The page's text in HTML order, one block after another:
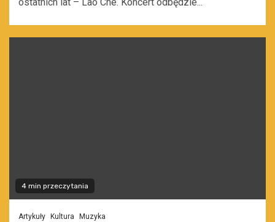
ostatnich lat – Lao Che. Koncert odbędzie...
4 min przeczytania
Artykuły Kultura Muzyka